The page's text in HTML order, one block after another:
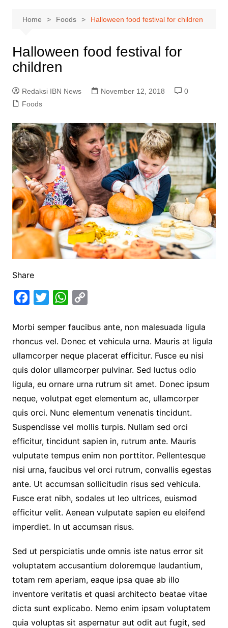
Home Foods Halloween food festival for children
Halloween food festival for
children
Redaksi IBN News November 12, 2018
0
Foods
Share
c
e
b
o
o
k
i
t
t
e
r
W
a
t
s
A
p
p
p
y
L
i
n
k
Morbi semper faucibus ante, non malesuada ligula
rhoncus vel. Donec et vehicula urna. Mauris at ligula
ullamcorper neque placerat efficitur. Fusce eu nisi
quis dolor ullamcorper pulvinar. Sed luctus odio
ligula, eu ornare urna rutrum sit amet. Donec ipsum
neque, volutpat eget elementum ac, ullamcorper
quis orci. Nunc elementum venenatis tincidunt.
Suspendisse vel mollis turpis. Nullam sed orci
efficitur, tincidunt sapien in, rutrum ante. Mauris
vulputate tempus enim non porttitor. Pellentesque
nisi urna, faucibus vel orci rutrum, convallis egestas
ante. Ut accumsan sollicitudin risus sed vehicula.
Fusce erat nibh, sodales ut leo ultrices, euismod
efficitur velit. Aenean vulputate sapien eu eleifend
imperdiet. In ut accumsan risus.
Sed ut perspiciatis unde omnis iste natus error sit
voluptatem accusantium doloremque laudantium,
totam rem aperiam, eaque ipsa quae ab illo
inventore veritatis et quasi architecto beatae vitae
dicta sunt explicabo. Nemo enim ipsam voluptatem
quia voluptas sit aspernatur aut odit aut fugit, sed